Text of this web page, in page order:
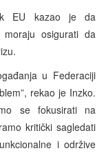
EU kazao je da
osigurati da
u Federaciji
rekao je Inzko.
se fokusirati na
kritički sagledati
i održive